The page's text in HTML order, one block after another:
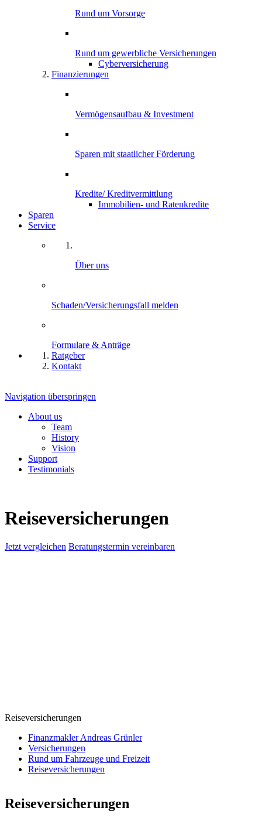
Rund um Vorsorge
Rund um gewerbliche Versicherungen
Cyber­versicherung
Finanzierungen
Vermögensaufbau & Investment
Sparen mit staatlicher Förderung
Kredite/ Kreditvermittlung
Immobilien- und Ratenkredite
Sparen
Service
Über uns
Schaden/Versicherungsfall melden
Formulare & Anträge
Ratgeber
Kontakt
Navigation überspringen
About us
Team
History
Vision
Support
Testimonials
Reiseversicherungen
Jetzt vergleichen Beratungstermin vereinbaren
Reiseversicherungen
Finanzmakler Andreas Grünler
Versicherungen
Rund um Fahrzeuge und Freizeit
Reiseversicherungen
Reiseversicherungen